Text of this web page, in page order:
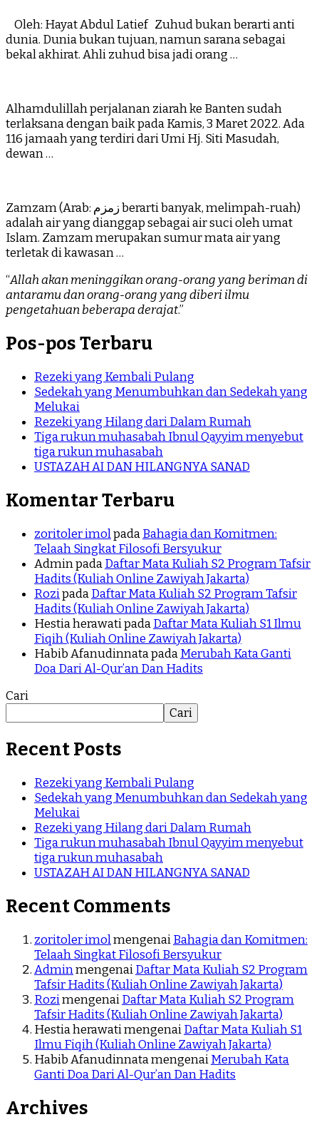
Oleh: Hayat Abdul Latief Zuhud bukan berarti anti
dunia. Dunia bukan tujuan, namun sarana sebagai
bekal akhirat. Ahli zuhud bisa jadi orang …
Alhamdulillah perjalanan ziarah ke Banten sudah
terlaksana dengan baik pada Kamis, 3 Maret 2022. Ada
116 jamaah yang terdiri dari Umi Hj. Siti Masudah,
dewan …
Zamzam (Arab: زمزم‎ berarti banyak, melimpah-ruah)
adalah air yang dianggap sebagai air suci oleh umat
Islam. Zamzam merupakan sumur mata air yang
terletak di kawasan …
“Allah akan meninggikan orang-orang yang beriman di
antaramu dan orang-orang yang diberi ilmu
pengetahuan beberapa derajat.”
Pos-pos Terbaru
Rezeki yang Kembali Pulang
Sedekah yang Menumbuhkan dan Sedekah yang
Melukai
Rezeki yang Hilang dari Dalam Rumah
Tiga rukun muhasabah Ibnul Qayyim menyebut
tiga rukun muhasabah
USTAZAH AI DAN HILANGNYA SANAD
Komentar Terbaru
zoritoler imolpadaBahagia dan Komitmen:
Telaah Singkat Filosofi Bersyukur
AdminpadaDaftar Mata Kuliah S2 Program Tafsir
Hadits (Kuliah Online Zawiyah Jakarta)
RozipadaDaftar Mata Kuliah S2 Program Tafsir
Hadits (Kuliah Online Zawiyah Jakarta)
Hestia herawatipadaDaftar Mata Kuliah S1 Ilmu
Fiqih (Kuliah Online Zawiyah Jakarta)
Habib AfanudinnatapadaMerubah Kata Ganti
Doa Dari Al-Qur’an Dan Hadits
Cari
Cari
Recent Posts
Rezeki yang Kembali Pulang
Sedekah yang Menumbuhkan dan Sedekah yang
Melukai
Rezeki yang Hilang dari Dalam Rumah
Tiga rukun muhasabah Ibnul Qayyim menyebut
tiga rukun muhasabah
USTAZAH AI DAN HILANGNYA SANAD
Recent Comments
zoritoler imolmengenaiBahagia dan Komitmen:
Telaah Singkat Filosofi Bersyukur
AdminmengenaiDaftar Mata Kuliah S2 Program
Tafsir Hadits (Kuliah Online Zawiyah Jakarta)
RozimengenaiDaftar Mata Kuliah S2 Program
Tafsir Hadits (Kuliah Online Zawiyah Jakarta)
Hestia herawatimengenaiDaftar Mata Kuliah S1
Ilmu Fiqih (Kuliah Online Zawiyah Jakarta)
Habib AfanudinnatamengenaiMerubah Kata
Ganti Doa Dari Al-Qur’an Dan Hadits
Archives